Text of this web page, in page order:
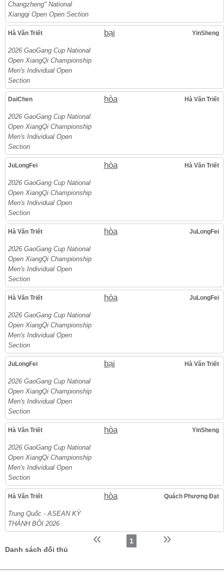
Changzheng" National
Xiangqi Open Open Section
Hà Văn Triết bại YinSheng
2026 GaoGang Cup National
Open XiangQi Championship
Men's Individual Open
Section
DaiChen hòa Hà Văn Triết
2026 GaoGang Cup National
Open XiangQi Championship
Men's Individual Open
Section
JuLongFei hòa Hà Văn Triết
2026 GaoGang Cup National
Open XiangQi Championship
Men's Individual Open
Section
Hà Văn Triết hòa JuLongFei
2026 GaoGang Cup National
Open XiangQi Championship
Men's Individual Open
Section
Hà Văn Triết hòa JuLongFei
2026 GaoGang Cup National
Open XiangQi Championship
Men's Individual Open
Section
JuLongFei bại Hà Văn Triết
2026 GaoGang Cup National
Open XiangQi Championship
Men's Individual Open
Section
Hà Văn Triết hòa YinSheng
2026 GaoGang Cup National
Open XiangQi Championship
Men's Individual Open
Section
Hà Văn Triết hòa Quách Phượng Đạt
Trung Quốc - ASEAN KỲ
THÀNH BÔI 2026
Danh sách đối thủ
« 1 »